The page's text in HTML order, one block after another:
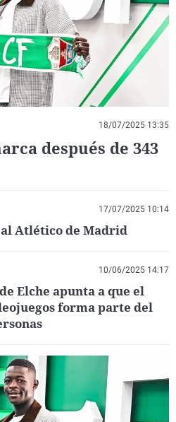
La rosa de los vientos
Gente viajera
Como el perro y el
Caso
Retornados
Equipo de
Operación Viuda
Extremadura
Galicia
La Rioja
Navarra
País Vasco
Virales
Televisión
Elecciones
18/07/2025 13:35
después de 343
17/07/2025 10:14
Atlético de Madrid
10/06/2025 14:17
Elche apunta a que el
forma parte del